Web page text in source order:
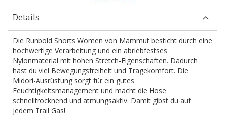
Details
Die Runbold Shorts Women von Mammut besticht durch eine
hochwertige Verarbeitung und ein abriebfestses
Nylonmaterial mit hohen Stretch-Eigenschaften. Dadurch
hast du viel Bewegungsfreiheit und Tragekomfort. Die
Midori-Ausrüstung sorgt für ein gutes
Feuchtigkeitsmanagement und macht die Hose
schnelltrocknend und atmungsaktiv. Damit gibst du auf
jedem Trail Gas!